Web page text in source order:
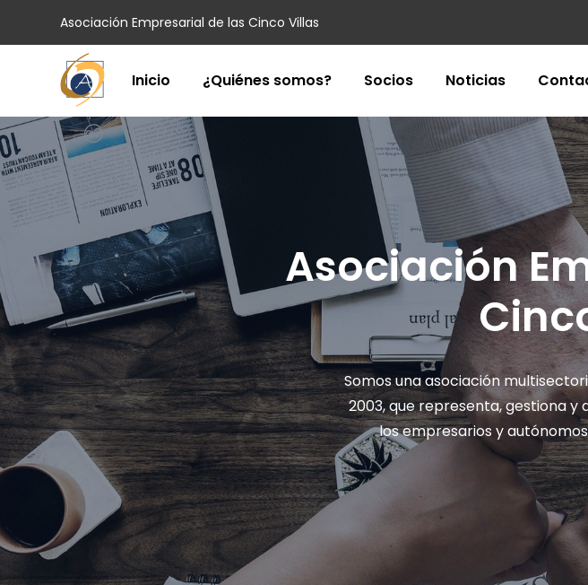
Asociación Empresarial de las Cinco Villas
Inicio ¿Quiénes somos? Socios Noticias
Asociación
Somos una asociación
2003, que representa, gestiona y
los empresarios y